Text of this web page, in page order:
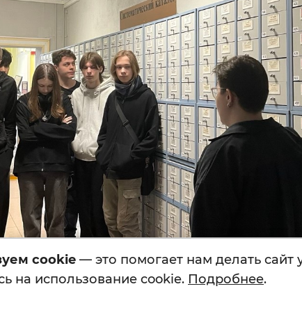
cookie — это помогает нам делать сайт
на использование cookie. Подробнее.